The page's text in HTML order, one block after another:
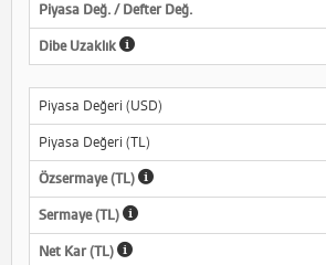
Piyasa Değ. / Defter Değ.
Dibe Uzaklık
Piyasa Değeri (USD)
Piyasa Değeri (TL)
Özsermaye (TL)
Sermaye (TL)
Net Kar (TL)